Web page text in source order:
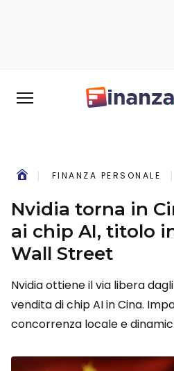
FINANZA PERSONALE
Nvidia torna in
ai chip AI, titolo
Wall Street
Nvidia ottiene il via libera
vendita di chip AI in Cina.
concorrenza locale e